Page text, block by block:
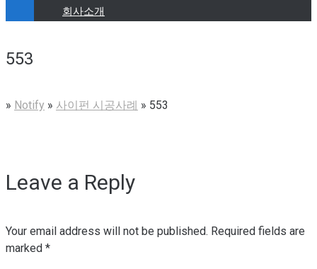
회사소개
553
» Notify » 사이펀 시공사례 » 553
Leave a Reply
Your email address will not be published. Required fields are
marked *